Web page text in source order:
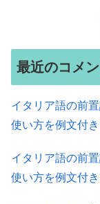
最近のコメン
イタリア語の前
使い方を例文付
イタリア語の前
使い方を例文付